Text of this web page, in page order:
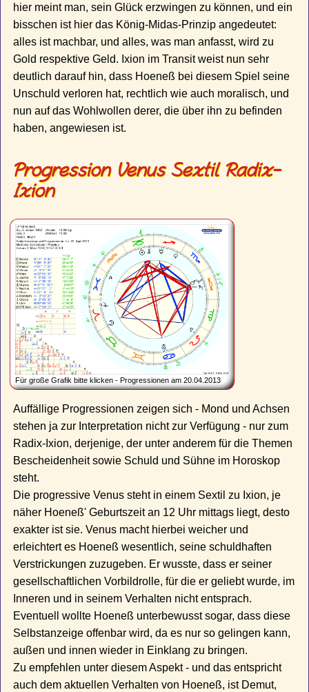
hier meint man, sein Glück erzwingen zu können, und ein
bisschen ist hier das König-Midas-Prinzip angedeutet:
alles ist machbar, und alles, was man anfasst, wird zu
Gold respektive Geld. Ixion im Transit weist nun sehr
deutlich darauf hin, dass Hoeneß bei diesem Spiel seine
Unschuld verloren hat, rechtlich wie auch moralisch, und
nun auf das Wohlwollen derer, die über ihn zu befinden
haben, angewiesen ist.
Progression Venus Sextil Radix-
Ixion
Für große Grafik bitte klicken - Progressionen am 20.04.2013
Auffällige Progressionen zeigen sich - Mond und Achsen
stehen ja zur Interpretation nicht zur Verfügung - nur zum
Radix-Ixion, derjenige, der unter anderem für die Themen
Bescheidenheit sowie Schuld und Sühne im Horoskop
steht.
Die progressive Venus steht in einem Sextil zu Ixion, je
näher Hoeneß' Geburtszeit an 12 Uhr mittags liegt, desto
exakter ist sie. Venus macht hierbei weicher und
erleichtert es Hoeneß wesentlich, seine schuldhaften
Verstrickungen zuzugeben. Er wusste, dass er seiner
gesellschaftlichen Vorbildrolle, für die er geliebt wurde, im
Inneren und in seinem Verhalten nicht entsprach.
Eventuell wollte Hoeneß unterbewusst sogar, dass diese
Selbstanzeige offenbar wird, da es nur so gelingen kann,
außen und innen wieder in Einklang zu bringen.
Zu empfehlen unter diesem Aspekt - und das entspricht
auch dem aktuellen Verhalten von Hoeneß, ist Demut,